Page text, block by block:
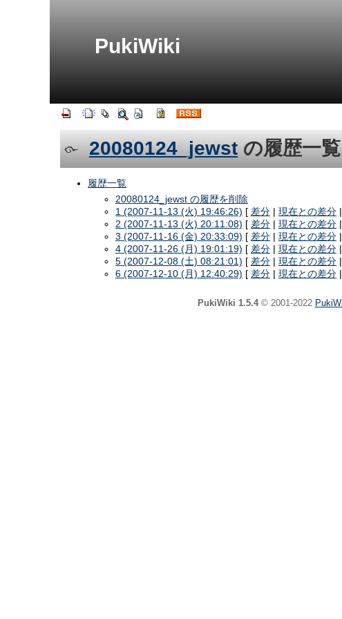
PukiWiki
20080124_jewstの履歴一覧
履歴一覧
20080124_jewst の履歴を削除
1 (2007-11-13 (火) 19:46:26) [ 差分 | 現在との差分 |
2 (2007-11-13 (火) 20:11:08) [ 差分 | 現在との差分 |
3 (2007-11-16 (金) 20:33:09) [ 差分 | 現在との差分 |
4 (2007-11-26 (月) 19:01:19) [ 差分 | 現在との差分 |
5 (2007-12-08 (土) 08:21:01) [ 差分 | 現在との差分 |
6 (2007-12-10 (月) 12:40:29) [ 差分 | 現在との差分 |
PukiWiki 1.5.4© 2001-2022